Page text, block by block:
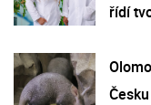
řídí